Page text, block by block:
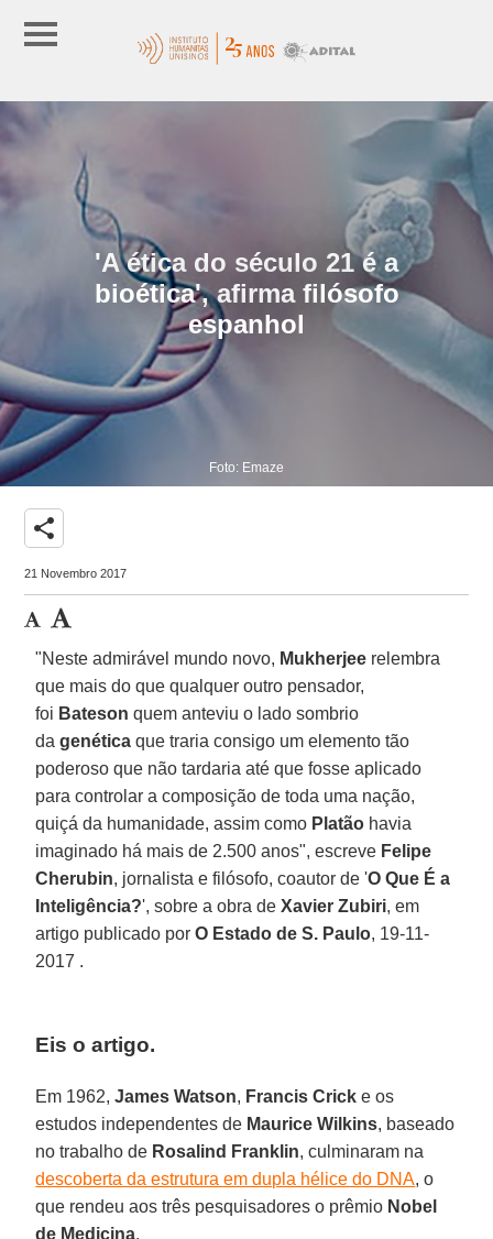
'A ética do século 21 é a
bioética', afirma filósofo
espanhol
Foto: Emaze
share
21 Novembro 2017
"Neste admirável mundo novo, Mukherjee relembra
que mais do que qualquer outro pensador,
foi Bateson quem anteviu o lado sombrio
dagenética que traria consigo um elemento tão
poderoso que não tardaria até que fosse aplicado
para controlar a composição de toda uma nação,
quiçá da humanidade, assim como Platão havia
imaginado há mais de 2.500 anos", escreve Felipe
Cherubin, jornalista e filósofo, coautor de 'O Que É a
Inteligência?', sobre a obra de Xavier Zubiri, em
artigo publicado porO Estado de S. Paulo, 19-11-
2017 .
Eis o artigo.
Em 1962,James Watson, Francis Crick e os
estudos independentes de Maurice Wilkins, baseado
no trabalho de Rosalind Franklin, culminaram na
descoberta da estrutura em dupla hélice do DNA, o
que rendeu aos três pesquisadores o prêmio Nobel
de Medicina.